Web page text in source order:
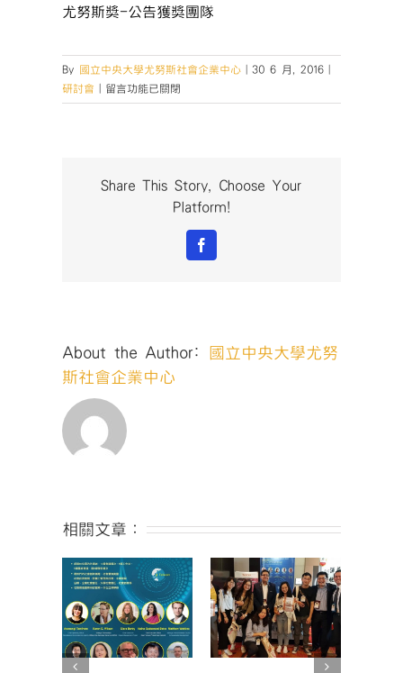
尤努斯獎-公告獲獎團隊
By 國立中央大學尤努斯社會企業中心 30 6 月, 2016
研討會
在
〈20160606-
獎-
理
國
討
會-63〉
留言功能已關閉
Share This Story, Choose Your
Platform!
Facebook
About the Author:
國立中央大學尤努
斯社會企業中心
相關文章：